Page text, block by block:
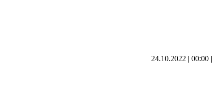
24.10.2022 | 00:00 |